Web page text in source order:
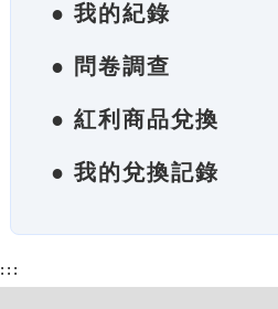
● 我的紀錄
● 問卷調查
● 紅利商品兌換
● 我的兌換記錄
:::